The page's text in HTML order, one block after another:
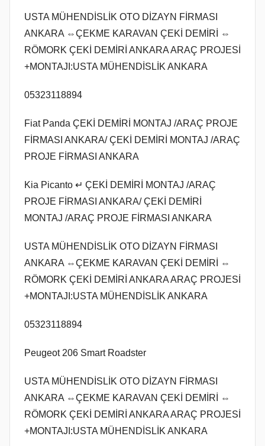
USTA MÜHENDİSLİK OTO DİZAYN FİRMASI
ANKARA ⇔ÇEKME KARAVAN ÇEKİ DEMİRİ ⇔
RÖMORK ÇEKİ DEMİRİ ANKARA ARAÇ PROJESİ
+MONTAJI:USTA MÜHENDİSLİK ANKARA
05323118894
Fiat Panda ÇEKİ DEMİRİ MONTAJ /ARAÇ PROJE
FİRMASI ANKARA/ ÇEKİ DEMİRİ MONTAJ /ARAÇ
PROJE FİRMASI ANKARA
Kia Picanto ↵ ÇEKİ DEMİRİ MONTAJ /ARAÇ
PROJE FİRMASI ANKARA/ ÇEKİ DEMİRİ
MONTAJ /ARAÇ PROJE FİRMASI ANKARA
USTA MÜHENDİSLİK OTO DİZAYN FİRMASI
ANKARA ⇔ÇEKME KARAVAN ÇEKİ DEMİRİ ⇔
RÖMORK ÇEKİ DEMİRİ ANKARA ARAÇ PROJESİ
+MONTAJI:USTA MÜHENDİSLİK ANKARA
05323118894
Peugeot 206 Smart Roadster
USTA MÜHENDİSLİK OTO DİZAYN FİRMASI
ANKARA ⇔ÇEKME KARAVAN ÇEKİ DEMİRİ ⇔
RÖMORK ÇEKİ DEMİRİ ANKARA ARAÇ PROJESİ
+MONTAJI:USTA MÜHENDİSLİK ANKARA